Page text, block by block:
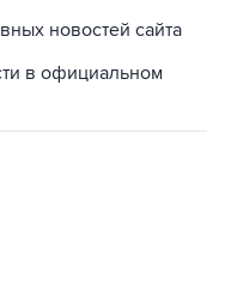
новостей сайта
в официальном